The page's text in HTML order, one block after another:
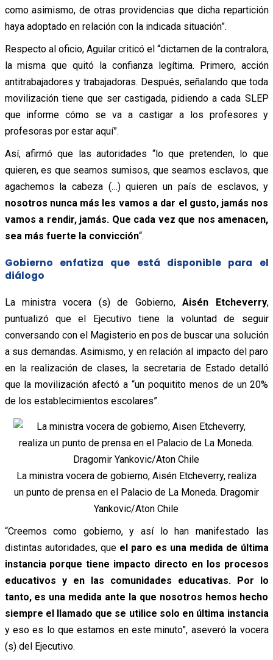
como asimismo, de otras providencias que dicha repartición
haya adoptado en relación con la indicada situación”.
Respecto al oficio, Aguilarcriticó el “dictamen de la contralora,
la misma que quitó la confianza legítima. Primero, acción
antitrabajadores y trabajadoras. Después, señalando que toda
movilización tiene que ser castigada, pidiendo a cada SLEP
que informe cómo se va a castigar a los profesores y
profesoras por estar aquí”.
Así, afirmó que las autoridades “lo que pretenden, lo que
quieren, es que seamos sumisos, que seamos esclavos, que
agachemos la cabeza (…) quieren un país de esclavos, y
nosotros nunca más les vamos a dar el gusto, jamás nos
vamos a rendir, jamás. Que cada vez que nos amenacen,
sea más fuerte la convicción“.
Gobierno enfatiza que está disponible para el
diálogo
La ministra vocera (s) de Gobierno,Aisén Etcheverry,
puntualizó que el Ejecutivo tiene la voluntad de seguir
conversando con el Magisterio en pos de buscar una solución
a sus demandas. Asimismo, y en relación al impacto del paro
en la realización de clases, la secretaria de Estado detalló
que la movilización afectó a “un poquitito menos de un 20%
de los establecimientos escolares”.
La ministra vocera de gobierno, Aisén Etcheverry, realiza
un punto de prensa en el Palacio de La Moneda. Dragomir
Yankovic/Aton Chile
“Creemos como gobierno, y así lo han manifestado las
distintas autoridades, que el paro es una medida de última
instancia porque tiene impacto directo en los procesos
educativos y en las comunidades educativas. Por lo
tanto, es una medida ante la que nosotros hemos hecho
siempre el llamado que se utilice solo en última instancia
y eso es lo que estamos en este minuto”, aseveró la vocera
(s) del Ejecutivo.